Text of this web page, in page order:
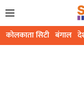
कोलकाता सिटी बंगाल